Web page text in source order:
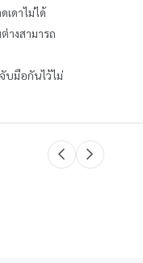
ดาไม่ได้
างสามารถ
บมือกันไว้ไม่